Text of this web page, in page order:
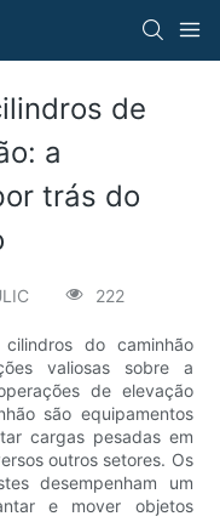
de
a
trás do
222
do caminhão
valiosas sobre a
de elevação
são equipamentos
cargas pesadas em
outros setores. Os
desempenham um
e mover objetos